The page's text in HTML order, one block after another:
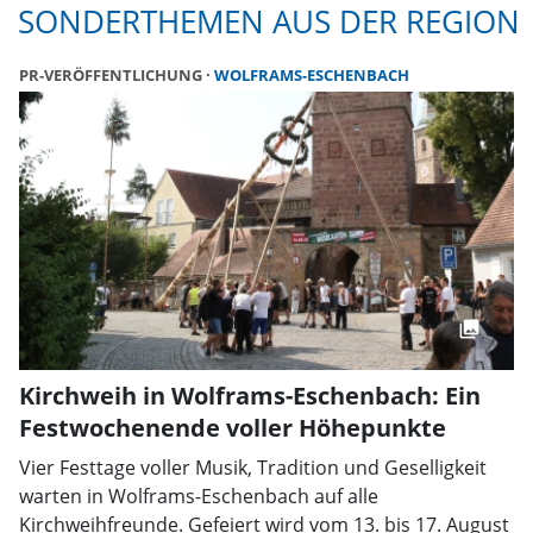
SONDERTHEMEN AUS DER REGION
PR-VERÖFFENTLICHUNG WOLFRAMS-ESCHENBACH
Kirchweih in Wolframs-Eschenbach: Ein
Festwochenende voller Höhepunkte
Vier Festtage voller Musik, Tradition und Geselligkeit
warten in Wolframs-Eschenbach auf alle
Kirchweihfreunde. Gefeiert wird vom 13. bis 17. August